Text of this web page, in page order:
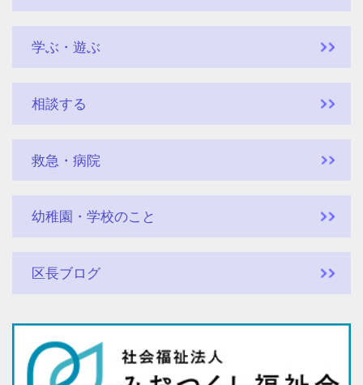
学ぶ・遊ぶ
相談する
救急・病院
幼稚園・学校のこと
区長ブログ